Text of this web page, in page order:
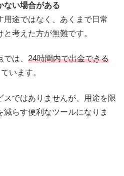
ない場合がある
途ではなく、あくまで日常
考えた方が無難です。
は、 24時間内で出金できる
います。
スではありませんが、用途を限
らす便利なツールになりま